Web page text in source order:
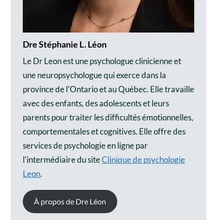
Dre Stéphanie L. Léon
Le Dr Leon est une psychologue clinicienne et
une neuropsychologue qui exerce dans la
province de l'Ontario et au Québec. Elle travaille
avec des enfants, des adolescents et leurs
parents pour traiter les difficultés émotionnelles,
comportementales et cognitives. Elle offre des
services de psychologie en ligne par
l'intermédiaire du siteClinique de psychologie
Leon.
À propos de Dre Léon